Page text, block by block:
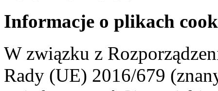
Informacje o plikach
W związku z
Rady (UE) 2016/679